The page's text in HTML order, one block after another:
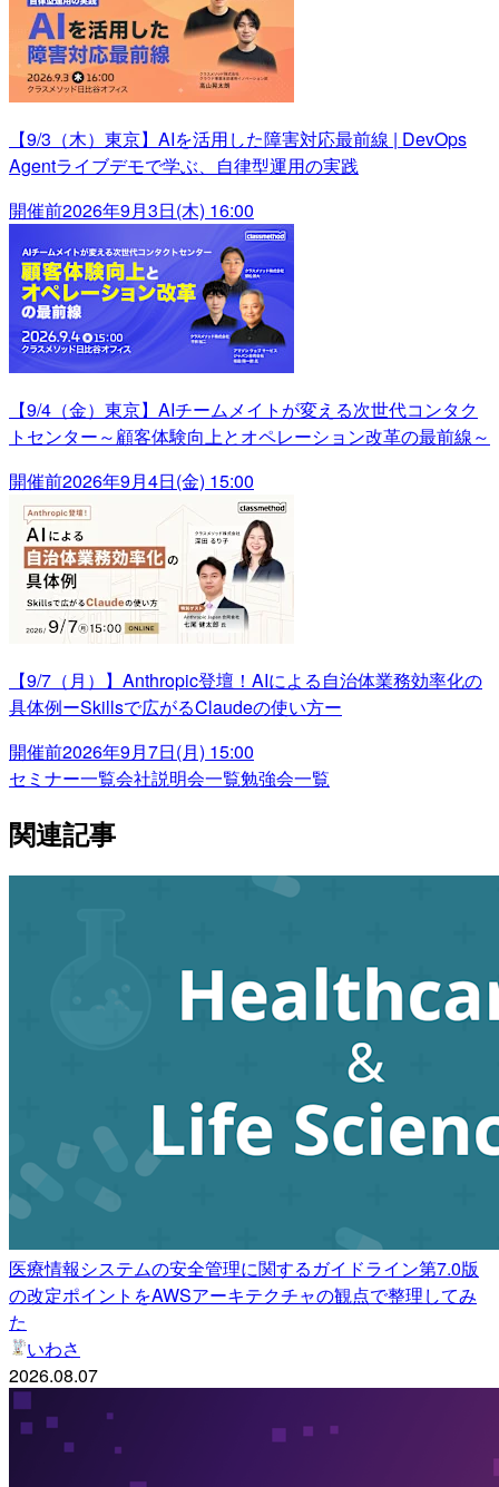
【9/3（木）東京】AIを活用した障害対応最前線 | DevOps
Agentライブデモで学ぶ、自律型運用の実践
開催前2026年9月3日(木) 16:00
【9/4（金）東京】AIチームメイトが変える次世代コンタク
トセンター～顧客体験向上とオペレーション改革の最前線～
開催前2026年9月4日(金) 15:00
【9/7（月）】Anthropic登壇！AIによる自治体業務効率化の
具体例ーSkillsで広がるClaudeの使い方ー
開催前2026年9月7日(月) 15:00
セミナー一覧会社説明会一覧勉強会一覧
関連記事
医療情報システムの安全管理に関するガイドライン第7.0版
の改定ポイントをAWSアーキテクチャの観点で整理してみ
た
いわさ
2026.08.07